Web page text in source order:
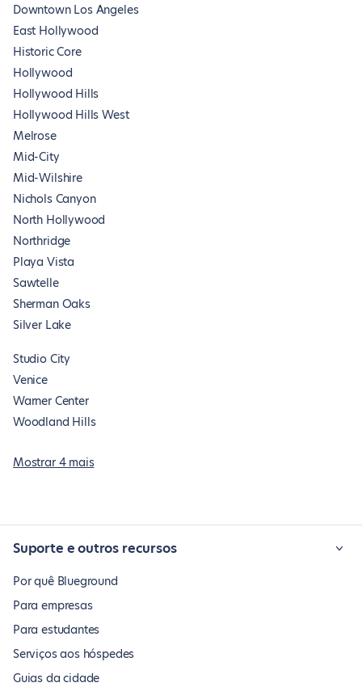
Downtown Los Angeles
East Hollywood
Historic Core
Hollywood
Hollywood Hills
Hollywood Hills West
Melrose
Mid-City
Mid-Wilshire
Nichols Canyon
North Hollywood
Northridge
Playa Vista
Sawtelle
Sherman Oaks
Silver Lake
Studio City
Venice
Warner Center
Woodland Hills
Mostrar 4 mais
Suporte e outros recursos
Por quê Blueground
Para empresas
Para estudantes
Serviços aos hóspedes
Guias da cidade